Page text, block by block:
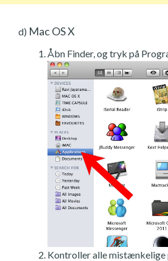
d) Mac OS X
Åbn Finder, og tryk på
Kontroller alle mistænkelige